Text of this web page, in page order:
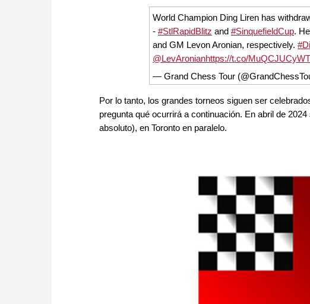
World Champion Ding Liren has
-#StlRapidBlitz and#SinquefieldCup.
and GM Levon Aronian, respectively.
@LevAronianhttps://t.co/MuQCJUCyWT
— Grand Chess Tour
Por lo tanto, los grandes torneos siguen ser
pregunta qué ocurrirá a continuación. En abril de
absoluto), en Toronto en paralelo.